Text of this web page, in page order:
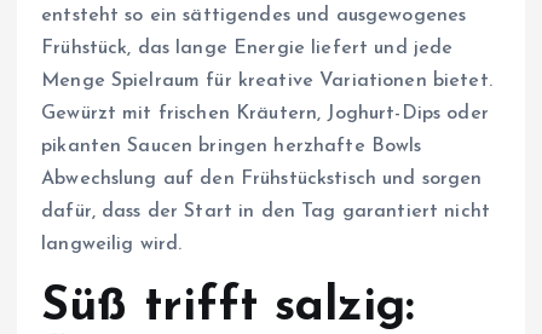
entsteht so ein sättigendes und ausgewogenes
Frühstück, das lange Energie liefert und jede
Menge Spielraum für kreative Variationen bietet.
Gewürzt mit frischen Kräutern, Joghurt-Dips oder
pikanten Saucen bringen herzhafte Bowls
Abwechslung auf den Frühstückstisch und sorgen
dafür, dass der Start in den Tag garantiert nicht
langweilig wird.
Süß trifft salzig: